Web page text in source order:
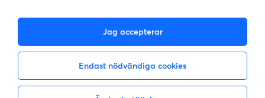
Jag accepterar
Endast nödvändiga cookies
08-22 00 90
E-post: